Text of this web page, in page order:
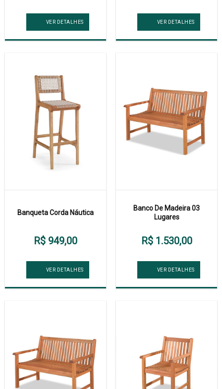
VER DETALHES VER DETALHES
Banqueta Corda Náutica
R$ 949,00
VER DETALHES
Banco De Madeira 03
Lugares
R$ 1.530,00
VER DETALHES